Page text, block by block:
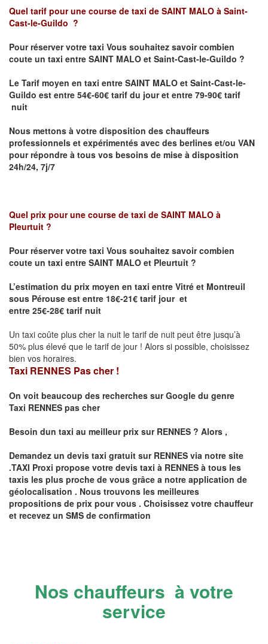
Quel tarif pour une course de taxi de SAINT MALO à Saint-
Cast-le-Guildo ?
Pour réserver votre taxi Vous souhaitez savoircombien
coute un taxi entre SAINT MALO et Saint-Cast-le-Guildo ?
Le Tarif moyen en taxi entre SAINT MALO et Saint-Cast-le-
Guildo est entre 54€-60€ tarif du jour et entre 79-90€ tarif
nuit
Nous mettons à votre disposition des chauffeurs
professionnels et expérimentés avec des berlines et/ou VAN
pour répondre à tous vos besoins de mise à disposition
24h/24, 7j/7
Quel prix pour une course de taxi de SAINT MALO à
Pleurtuit ?
Pour réserver votre taxi Vous souhaitez savoircombien
coute un taxi entre SAINT MALO et Pleurtuit ?
L’estimation du prix moyen en taxi entre Vitré et Montreuil
sous Pérouse est entre 18€-21€ tarif jour et
entre 25€-28€ tarif nuit
Un taxi coûte plus cher la nuit le tarif de nuit peut être jusqu’à
50% plus élevé que le tarif de jour ! Alors si possible, choisissez
bien vos horaires.
Taxi RENNES Pas cher !
On voit beaucoup des recherches sur Google du genre
Taxi RENNES pas cher
Besoin dun taxi au meilleur prix sur RENNES ? Alors ,
Demandez un devis taxi gratuit sur RENNES via notre site
.TAXI Proxi propose votre devis taxi à RENNES à tous les
taxis les plus proche de vous grâce a notre application de
géolocalisation . Nous trouvons les meilleures
propositions de prix pour vous . Choisissez votre chauffeur
et recevez un SMS de confirmation
Nos chauffeurs à votre
service